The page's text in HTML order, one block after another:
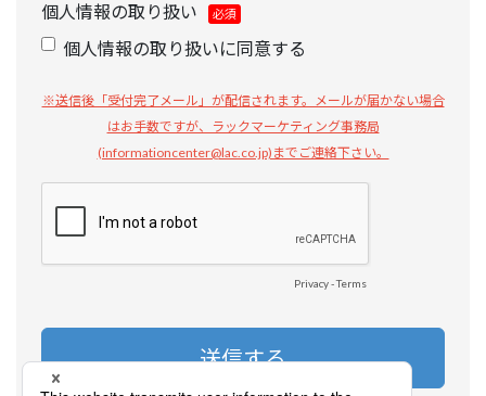
個人情報の取り扱い
個人情報の取り扱いに同意する
※送信後「受付完了メール」が配信されます。メールが届かない場合
はお手数ですが、ラックマーケティング事務局
(informationcenter@lac.co.jp)までご連絡下さい。
Privacy-Terms